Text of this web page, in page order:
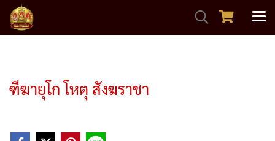
ฑีฆายุโก โหตุ สังฆราชา